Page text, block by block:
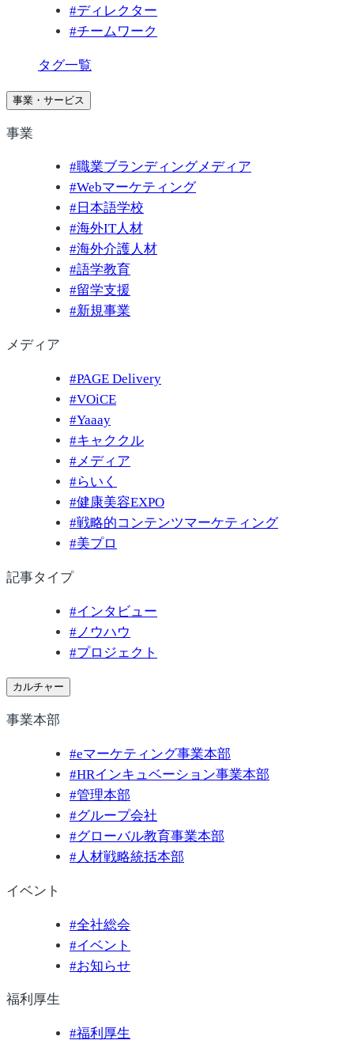
#ディレクター
#チームワーク
タグ一覧
事業・サービス
事業
#職業ブランディングメディア
#Webマーケティング
# 日本語学校
#海外IT人材
#海外介護人材
#語学教育
#留学支援
#新規事業
メディア
#PAGE Delivery
#VOiCE
#Yaaay
#キャククル
#メディア
#らいく
#健康美容EXPO
#戦略的コンテンツマーケティング
#美プロ
記事タイプ
#インタビュー
# ノウハウ
#プロジェクト
カルチャー
事業本部
#eマーケティング事業本部
#HRインキュベーション事業本部
#管理本部
#グループ会社
#グローバル教育事業本部
#人材戦略統括本部
イベント
#全社総会
#イベント
#お知らせ
福利厚生
#福利厚生